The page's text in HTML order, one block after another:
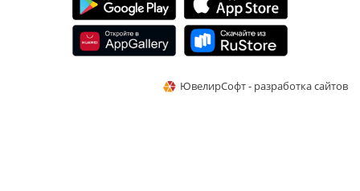
ЮвелирСофт - разработка сайтов